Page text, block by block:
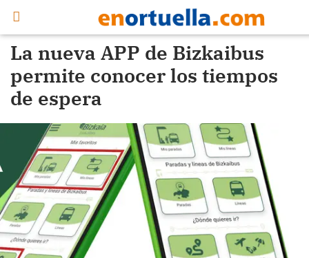
La nueva APP de Bizkaibus
permite conocer los tiempos
de espera